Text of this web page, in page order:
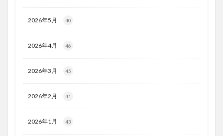
2026年5月 40
2026年4月 46
2026年3月 45
2026年2月 41
2026年1月 43